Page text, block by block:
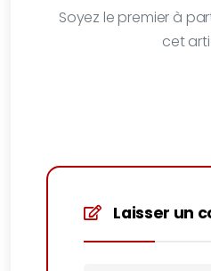
Soyez le premier à
cet
Laisser un